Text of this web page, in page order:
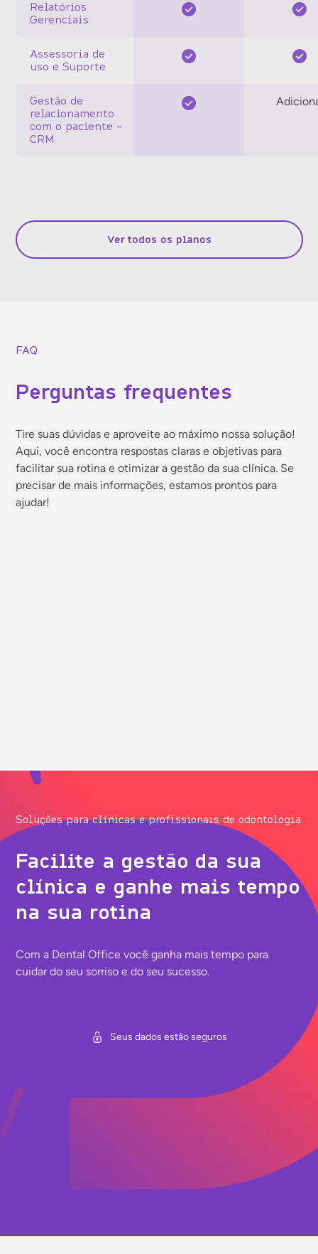
Relatórios
Gerenciais
Assessoria de
uso e Suporte
Gestão de
relacionamento
com o paciente -
CRM
Ver todos os planos
FAQ
Perguntas frequentes
Tire suas dúvidas e aproveite ao máximo nossa solução!
Aqui, você encontra respostas claras e objetivas para
facilitar sua rotina e otimizar a gestão da sua clínica. Se
precisar de mais informações, estamos prontos para
ajudar!
Soluções para clínicas e profissionais de odontologia
Facilite a gestão da sua
clínica e ganhe mais tempo
na sua rotina
Com a Dental Office você ganha mais tempo para
cuidar do seu sorriso e do seu sucesso.
Seus dados estão seguros